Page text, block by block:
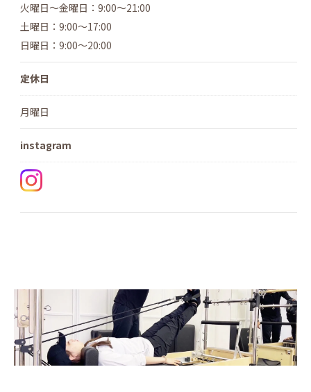
火曜日～金曜日：9:00～21:00
土曜日：9:00～17:00
日曜日：9:00～20:00
定休日
月曜日
instagram